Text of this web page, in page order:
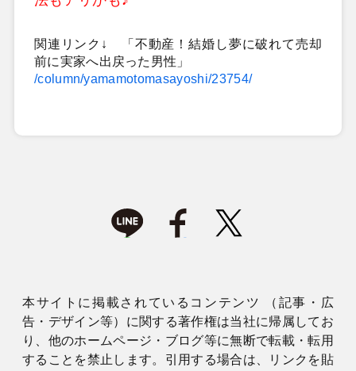
関連リンク↓ 「不動産！結婚し夢に破れて売却
前に実家へ出戻った男性」
/column/yamamotomasayoshi/23754/
本サイトに掲載されているコンテンツ （記事・広
告・デザイン等）に関する著作権は当社に帰属してお
り、他のホームページ・ブログ等に無断で転載・転用
することを禁止します。引用する場合は、リンクを貼